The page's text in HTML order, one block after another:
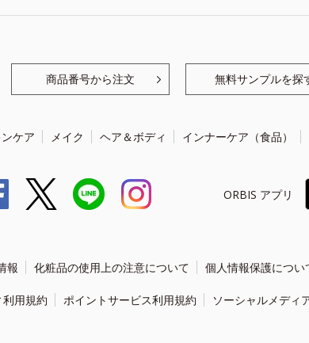
商品番号から注文 無料サンプルを探
ケア メイク ヘア＆ボディ インナーケア（食品）
ORBIS アプリ
報 化粧品の使用上の注意について 個人情報保護につい
用規約 ポイントサービス利用規約 ソーシャルメディ